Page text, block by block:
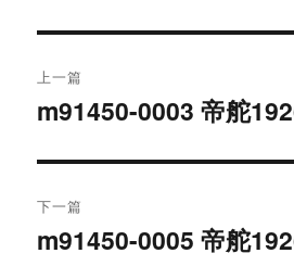
章
航
上一篇
上
文
章：
m91450-0003 帝舵
下一篇
下
m91450-0005 帝舵